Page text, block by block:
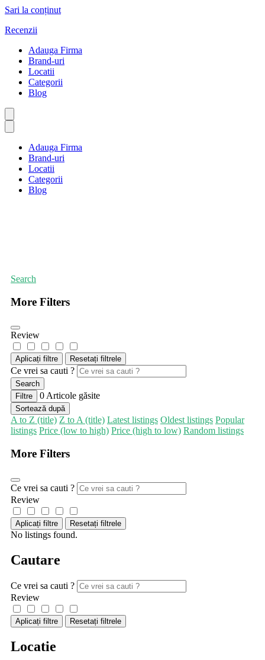
Sari la conținut
Recenzii
Adauga Firma
Brand-uri
Locatii
Categorii
Blog
Adauga Firma
Brand-uri
Locatii
Categorii
Blog
Search
More Filters
Review
Aplicați filtre Resetați filtrele
Ce vrei sa cauti ?
Search
Filtre
0 Articole găsite
Sortează după
A to Z (title) Z to A (title) Latest listings Oldest listings Popular
listings Price (low to high) Price (high to low) Random listings
More Filters
Ce vrei sa cauti ?
Review
Aplicați filtre Resetați filtrele
No listings found.
Cautare
Ce vrei sa cauti ?
Review
Aplicați filtre Resetați filtrele
Locatie